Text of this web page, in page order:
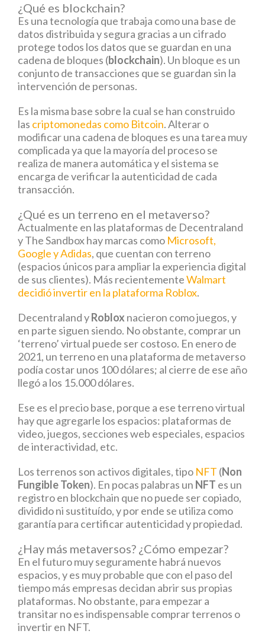
¿Qué es blockchain?
Es una tecnología que trabaja como una base de
datos distribuida y segura gracias a un cifrado
protege todos los datos que se guardan en una
cadena de bloques (blockchain). Un bloque es un
conjunto de transacciones que se guardan sin la
intervención de personas.
Es la misma base sobre la cual se han construido
las criptomonedas como Bitcoin. Alterar o
modificar una cadena de bloques es una tarea muy
complicada ya que la mayoría del proceso se
realiza de manera automática y el sistema se
encarga de verificar la autenticidad de cada
transacción.
¿Qué es un terreno en el metaverso?
Actualmente en las plataformas de Decentraland
y The Sandbox hay marcas como Microsoft,
Google y Adidas, que cuentan con terreno
(espacios únicos para ampliar la experiencia digital
de sus clientes). Más recientementeWalmart
decidió invertir en la plataforma Roblox.
Decentraland yRoblox nacieron como juegos, y
en parte siguen siendo. No obstante, comprar un
‘terreno’ virtual puede ser costoso. En enero de
2021, un terreno en una plataforma de metaverso
podía costar unos 100 dólares; al cierre de ese año
llegó a los 15.000 dólares.
Ese es el precio base, porque a ese terreno virtual
hay que agregarle los espacios: plataformas de
video, juegos, secciones web especiales, espacios
de interactividad, etc.
Los terrenos son activos digitales, tipo NFT (Non
Fungible Token). En pocas palabras un NFT es un
registro en blockchain que no puede ser copiado,
dividido ni sustituído, y por ende se utiliza como
garantía para certificar autenticidad y propiedad.
¿Hay más metaversos? ¿Cómo empezar?
En el futuro muy seguramente habrá nuevos
espacios, y es muy probable que con el paso del
tiempo más empresas decidan abrir sus propias
plataformas. No obstante, para empezar a
transitar no es indispensable comprar terrenos o
invertir en NFT.